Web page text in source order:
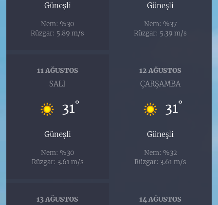
Güneşli
Nem: %30
Rüzgar: 5.89 m/s
Güneşli
Nem: %37
Rüzgar: 5.39 m/s
11 AĞUSTOS
SALI
31°
Güneşli
Nem: %30
Rüzgar: 3.61 m/s
12 AĞUSTOS
ÇARŞAMBA
31°
Güneşli
Nem: %32
Rüzgar: 3.61 m/s
13 AĞUSTOS 14 AĞUSTOS